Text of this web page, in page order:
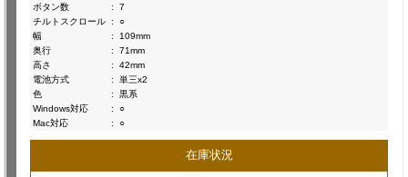
ボタン数
:
7
チルトスクロール :
○
幅
:
109mm
奥行
:
71mm
高さ
:
42mm
電池方式
:
単三x2
色
:
黒系
Windows対応
:
○
Mac対応
: ○
在庫状況